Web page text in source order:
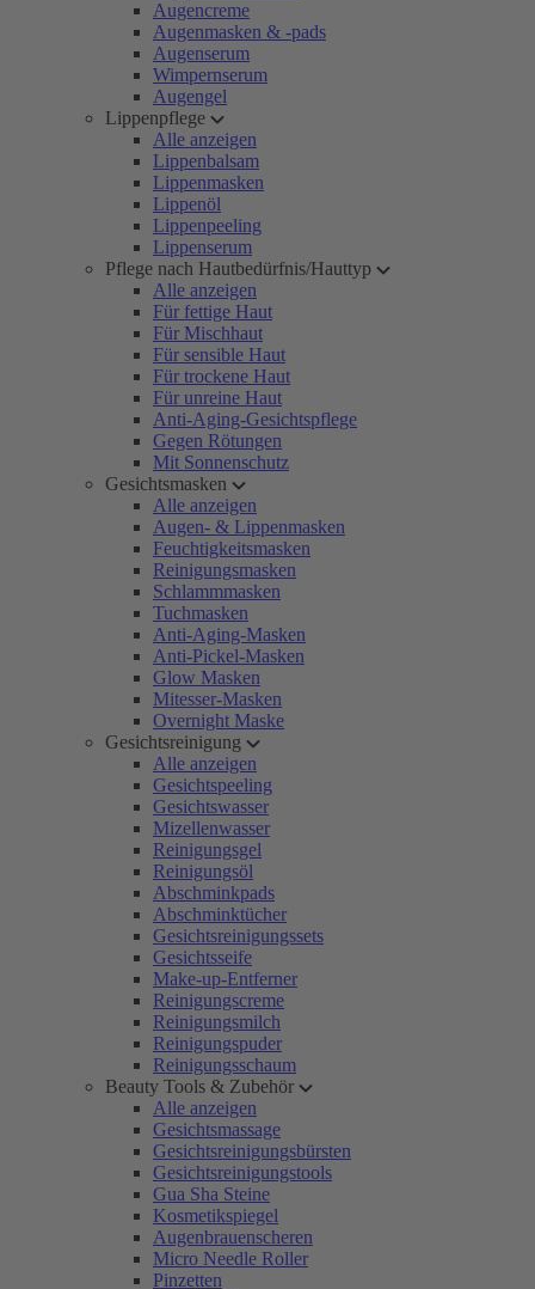
Augencreme
Augenmasken & -pads
Augenserum
Wimpernserum
Augengel
Lippenpflege
Alle anzeigen
Lippenbalsam
Lippenmasken
Lippenöl
Lippenpeeling
Lippenserum
Pflege nach Hautbedürfnis/Hauttyp
Alle anzeigen
Für fettige Haut
Für Mischhaut
Für sensible Haut
Für trockene Haut
Für unreine Haut
Anti-Aging-Gesichtspflege
Gegen Rötungen
Mit Sonnenschutz
Gesichtsmasken
Alle anzeigen
Augen- & Lippenmasken
Feuchtigkeitsmasken
Reinigungsmasken
Schlammmasken
Tuchmasken
Anti-Aging-Masken
Anti-Pickel-Masken
Glow Masken
Mitesser-Masken
Overnight Maske
Gesichtsreinigung
Alle anzeigen
Gesichtspeeling
Gesichtswasser
Mizellenwasser
Reinigungsgel
Reinigungsöl
Abschminkpads
Abschminktücher
Gesichtsreinigungssets
Gesichtsseife
Make-up-Entferner
Reinigungscreme
Reinigungsmilch
Reinigungspuder
Reinigungsschaum
Beauty Tools & Zubehör
Alle anzeigen
Gesichtsmassage
Gesichtsreinigungsbürsten
Gesichtsreinigungstools
Gua Sha Steine
Kosmetikspiegel
Augenbrauenscheren
Micro Needle Roller
Pinzetten